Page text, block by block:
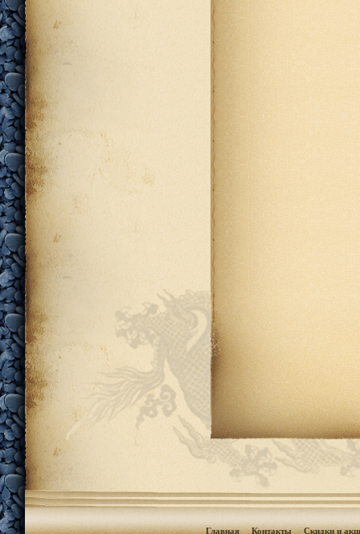
Главная Контакты Скидки и